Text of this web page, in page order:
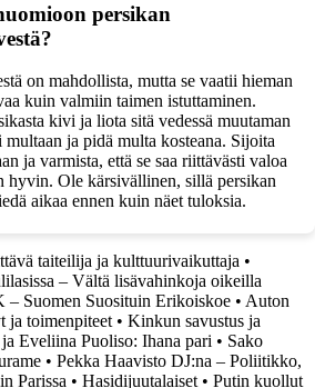
persikan
on mahdollista, mutta se vaatii hieman
kuin valmiin taimen istuttaminen.
kivi ja liota sitä vedessä muutaman
ja pidä multa kosteana. Sijoita
ja varmista, että se saa riittävästi valoa
hyvin. Ole kärsivällinen, sillä persikan
aikaa ennen kuin näet tuloksia.
taiteilija ja kulttuurivaikuttaja •
– Vältä lisävahinkoja oikeilla
– Suomen Suosituin Erikoiskoe • Auton
ja toimenpiteet• Kinkun savustus ja
Eveliina Puoliso: Ihana pari • Sako
• Pekka Haavisto DJ:na – Poliitikko,
Parissa • Hasidijuutalaiset• Putin kuollut